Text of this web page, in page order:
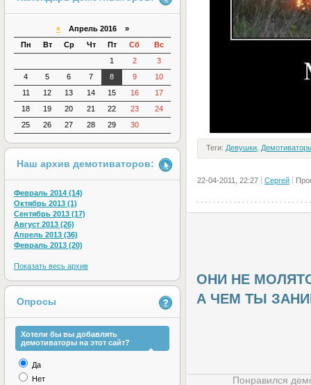
Теги: Девушки
22-04-2011, 22:27 Сергей
ОНИ НЕ
А ЧЕМ ТЫ
Понравился
«Апрель 2016 »
Пн
Вт Ср Чт Пт Сб
Вс
1
2
3
4
5 6 7 8 9
10
11
12 13 14 15 16
17
18
19 20 21 22 23
24
25
26 27 28 29 30
Наш архив демотиваторов:
Февраль 2014 (14)
Октябрь 2013 (1)
Сентябрь 2013 (17)
Август 2013 (26)
Апрель 2013 (36)
Февраль 2013 (20)
Показать весь архив
Опросы
Хотели бы вы добавлять
демотиваторы на этот сайт?
Да
Нет